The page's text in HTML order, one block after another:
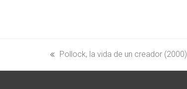
previous
post:
Pollock, la vida de un creador (2000)